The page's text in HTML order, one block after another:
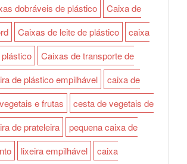
dobráveis de plástico
Caixa de
Caixas de leite de plástico
caixa
Caixas de transporte de
de plástico empilhável
caixa de
e frutas
cesta de vegetais de
de prateleira
pequena caixa de
lixeira empilhável
caixa